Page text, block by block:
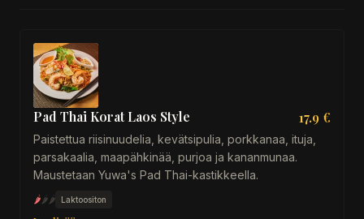
Pad Thai Korat Laos Style 17.9 €
Paistettua riisinuudelia, kevätsipulia, porkkanaa, ituja,
parsakaalia, maapähkinää, purjoa ja kananmunaa.
Maustetaan Yuwa's Pad Thai-kastikkeella.
🌶🌶🌶 Laktoositon